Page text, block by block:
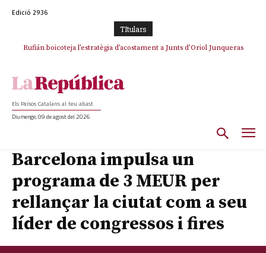
Edició 2936
TItulars
Rufián boicoteja l’estratègia d’acostament a Junts d’Oriol Junqueras
Els Països Catalans al teu abast
Diumenge, 09 de agost del 2026
Barcelona impulsa un
programa de 3 MEUR per
rellançar la ciutat com a seu
líder de congressos i fires